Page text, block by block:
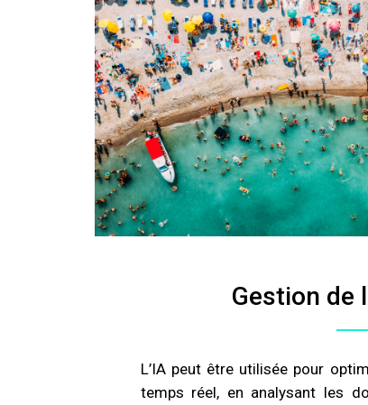
Gestion de
L’IA peut être utilisée pour
temps réel, en analysant les